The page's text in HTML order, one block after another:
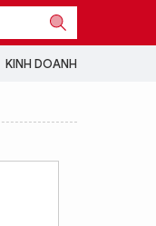
KINH DOANH